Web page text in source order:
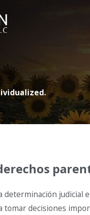
determinación judicial
tomar decisiones